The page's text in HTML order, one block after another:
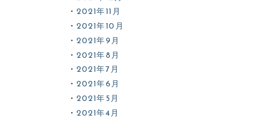
2021年11月
2021年10月
2021年9月
2021年8月
2021年7月
2021年6月
2021年5月
2021年4月